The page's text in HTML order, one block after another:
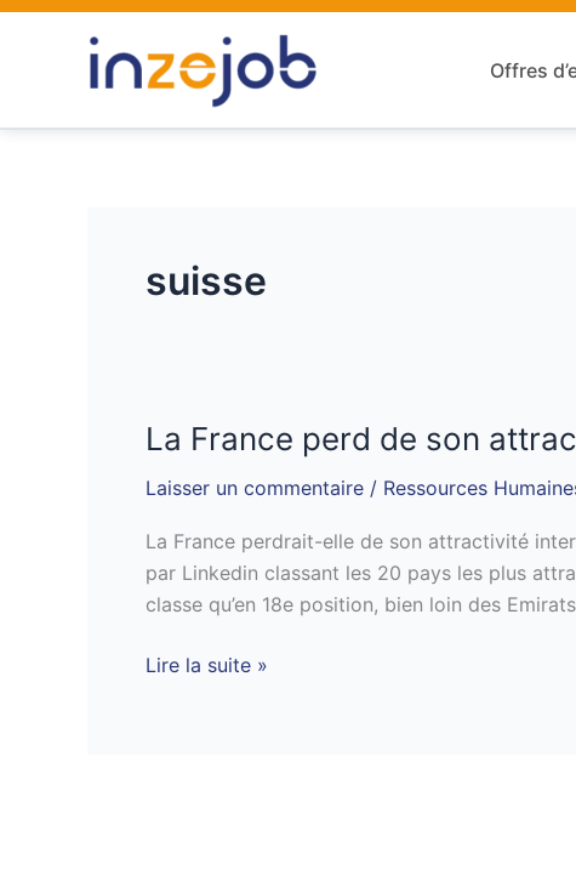
Aller
Offres
suisse
La France perd de son
Laisser un commentaire / Ressources
La France perdrait-elle de son attractivité
par Linkedin classant les 20 pays les plus
classe qu’en 18e position, bien loin des
La
perd
de
attractivité
internationale
Lire la suite »